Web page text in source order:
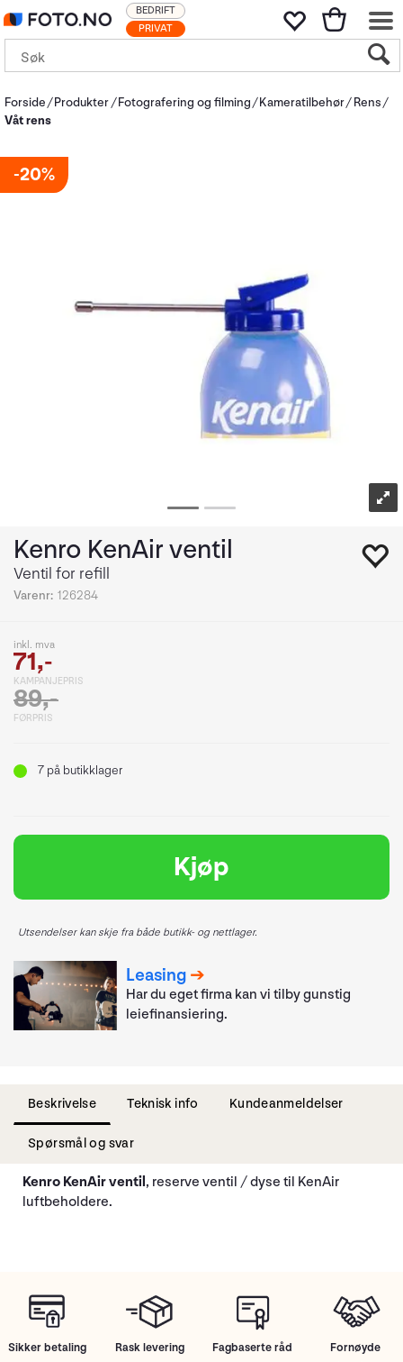
PRIVAT
BEDRIFT
Forside Produkter Fotografering og filming Kameratilbehør
Rens
Våt rens
20%
Kenro KenAir ventil
Ventil for refill
Varenr: 126284
inkl. mva
71,-
KAMPANJEPRIS
89,-
FØRPRIS
7 på butikklager
Kjøp
Utsendelser kan skje fra både butikk- og nettlager.
Leasing
Har du eget firma kan vi tilby gunstig
leiefinansiering.
Beskrivelse Teknisk info Kundeanmeldelser
Spørsmål og svar
Kenro KenAir ventil , reserve ventil / dyse til KenAir
luftbeholdere.
Sikker betaling Rask levering Fagbaserte råd
Fornøyde